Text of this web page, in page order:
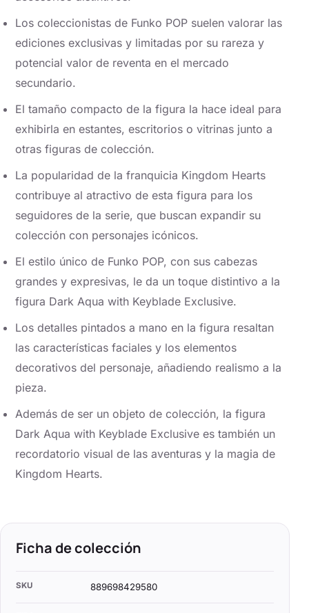
Los coleccionistas de Funko POP suelen valorar las
ediciones exclusivas y limitadas por su rareza y
potencial valor de reventa en el mercado
secundario.
El tamaño compacto de la figura la hace ideal para
exhibirla en estantes, escritorios o vitrinas junto a
otras figuras de colección.
La popularidad de la franquicia Kingdom Hearts
contribuye al atractivo de esta figura para los
seguidores de la serie, que buscan expandir su
colección con personajes icónicos.
El estilo único de Funko POP, con sus cabezas
grandes y expresivas, le da un toque distintivo a la
figura Dark Aqua with Keyblade Exclusive.
Los detalles pintados a mano en la figura resaltan
las características faciales y los elementos
decorativos del personaje, añadiendo realismo a la
pieza.
Además de ser un objeto de colección, la figura
Dark Aqua with Keyblade Exclusive es también un
recordatorio visual de las aventuras y la magia de
Kingdom Hearts.
Ficha de colección
SKU 889698429580